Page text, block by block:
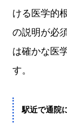
ける医学的
の説明が必
は確かな医
す。
駅近で通院